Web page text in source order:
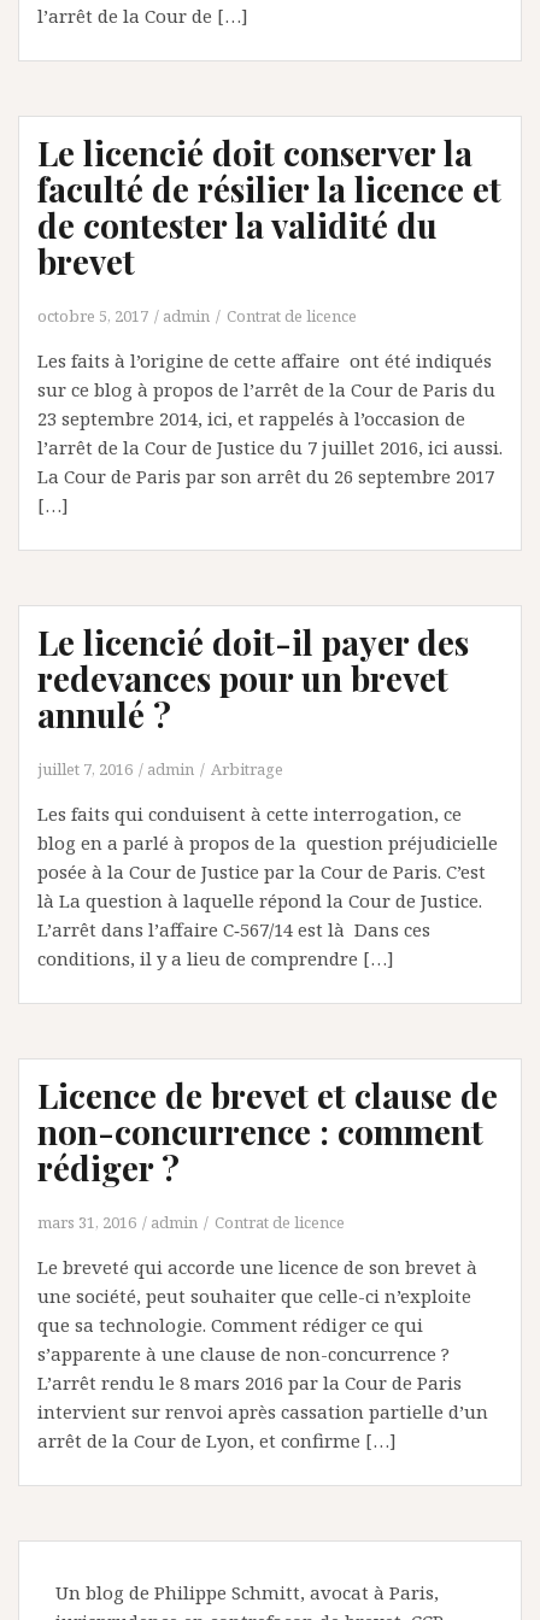
l’arrêt de la Cour de […]
Le licencié doit conserver la
faculté de résilier la licence et
de contester la validité du
brevet
octobre 5, 2017 admin Contrat de licence
Les faits à l’origine de cette affaire ont été indiqués
sur ce blog à propos de l’arrêt de la Cour de Paris du
23 septembre 2014, ici, et rappelés à l’occasion de
l’arrêt de la Cour de Justice du 7 juillet 2016, ici aussi.
La Cour de Paris par son arrêt du 26 septembre 2017
[…]
Le licencié doit-il payer des
redevances pour un brevet
annulé ?
juillet 7, 2016 admin Arbitrage
Les faits qui conduisent à cette interrogation, ce
blog en a parlé à propos de la question préjudicielle
posée à la Cour de Justice par la Cour de Paris. C’est
là La question à laquelle répond la Cour de Justice.
L’arrêt dans l’affaire C‑567/14 est là Dans ces
conditions, il y a lieu de comprendre […]
Licence de brevet et clause de
non-concurrence : comment
rédiger ?
mars 31, 2016 admin Contrat de licence
Le breveté qui accorde une licence de son brevet à
une société, peut souhaiter que celle-ci n’exploite
que sa technologie. Comment rédiger ce qui
s’apparente à une clause de non-concurrence ?
L’arrêt rendu le 8 mars 2016 par la Cour de Paris
intervient sur renvoi après cassation partielle d’un
arrêt de la Cour de Lyon, et confirme […]
Un blog de Philippe Schmitt, avocat à Paris,